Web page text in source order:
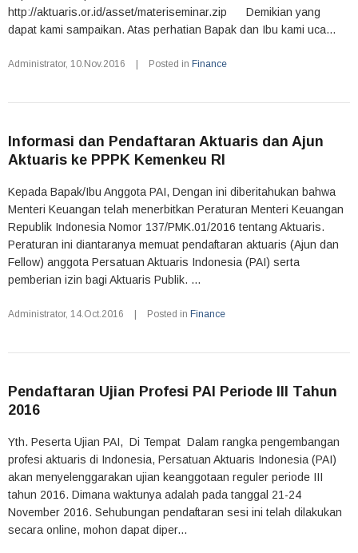
http://aktuaris.or.id/asset/materiseminar.zip Demikian yang
dapat kami sampaikan. Atas perhatian Bapak dan Ibu kami uca...
Administrator, 10.Nov.2016 Posted in Finance
Informasi dan Pendaftaran Aktuaris dan Ajun
Aktuaris ke PPPK Kemenkeu RI
Kepada Bapak/Ibu Anggota PAI, Dengan ini diberitahukan bahwa
Menteri Keuangan telah menerbitkan Peraturan Menteri Keuangan
Republik Indonesia Nomor 137/PMK.01/2016 tentang Aktuaris.
Peraturan ini diantaranya memuat pendaftaran aktuaris (Ajun dan
Fellow) anggota Persatuan Aktuaris Indonesia (PAI) serta
pemberian izin bagi Aktuaris Publik. ...
Administrator, 14.Oct.2016 Posted in Finance
Pendaftaran Ujian Profesi PAI Periode III Tahun
2016
Yth. Peserta Ujian PAI, Di Tempat Dalam rangka pengembangan
profesi aktuaris di Indonesia, Persatuan Aktuaris Indonesia (PAI)
akan menyelenggarakan ujian keanggotaan reguler periode III
tahun 2016. Dimana waktunya adalah pada tanggal 21-24
November 2016. Sehubungan pendaftaran sesi ini telah dilakukan
secara online, mohon dapat diper...